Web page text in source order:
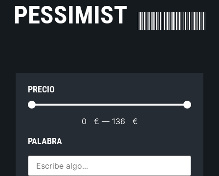
PESSIMIST
PRECIO
0 € — 136 €
PALABRA